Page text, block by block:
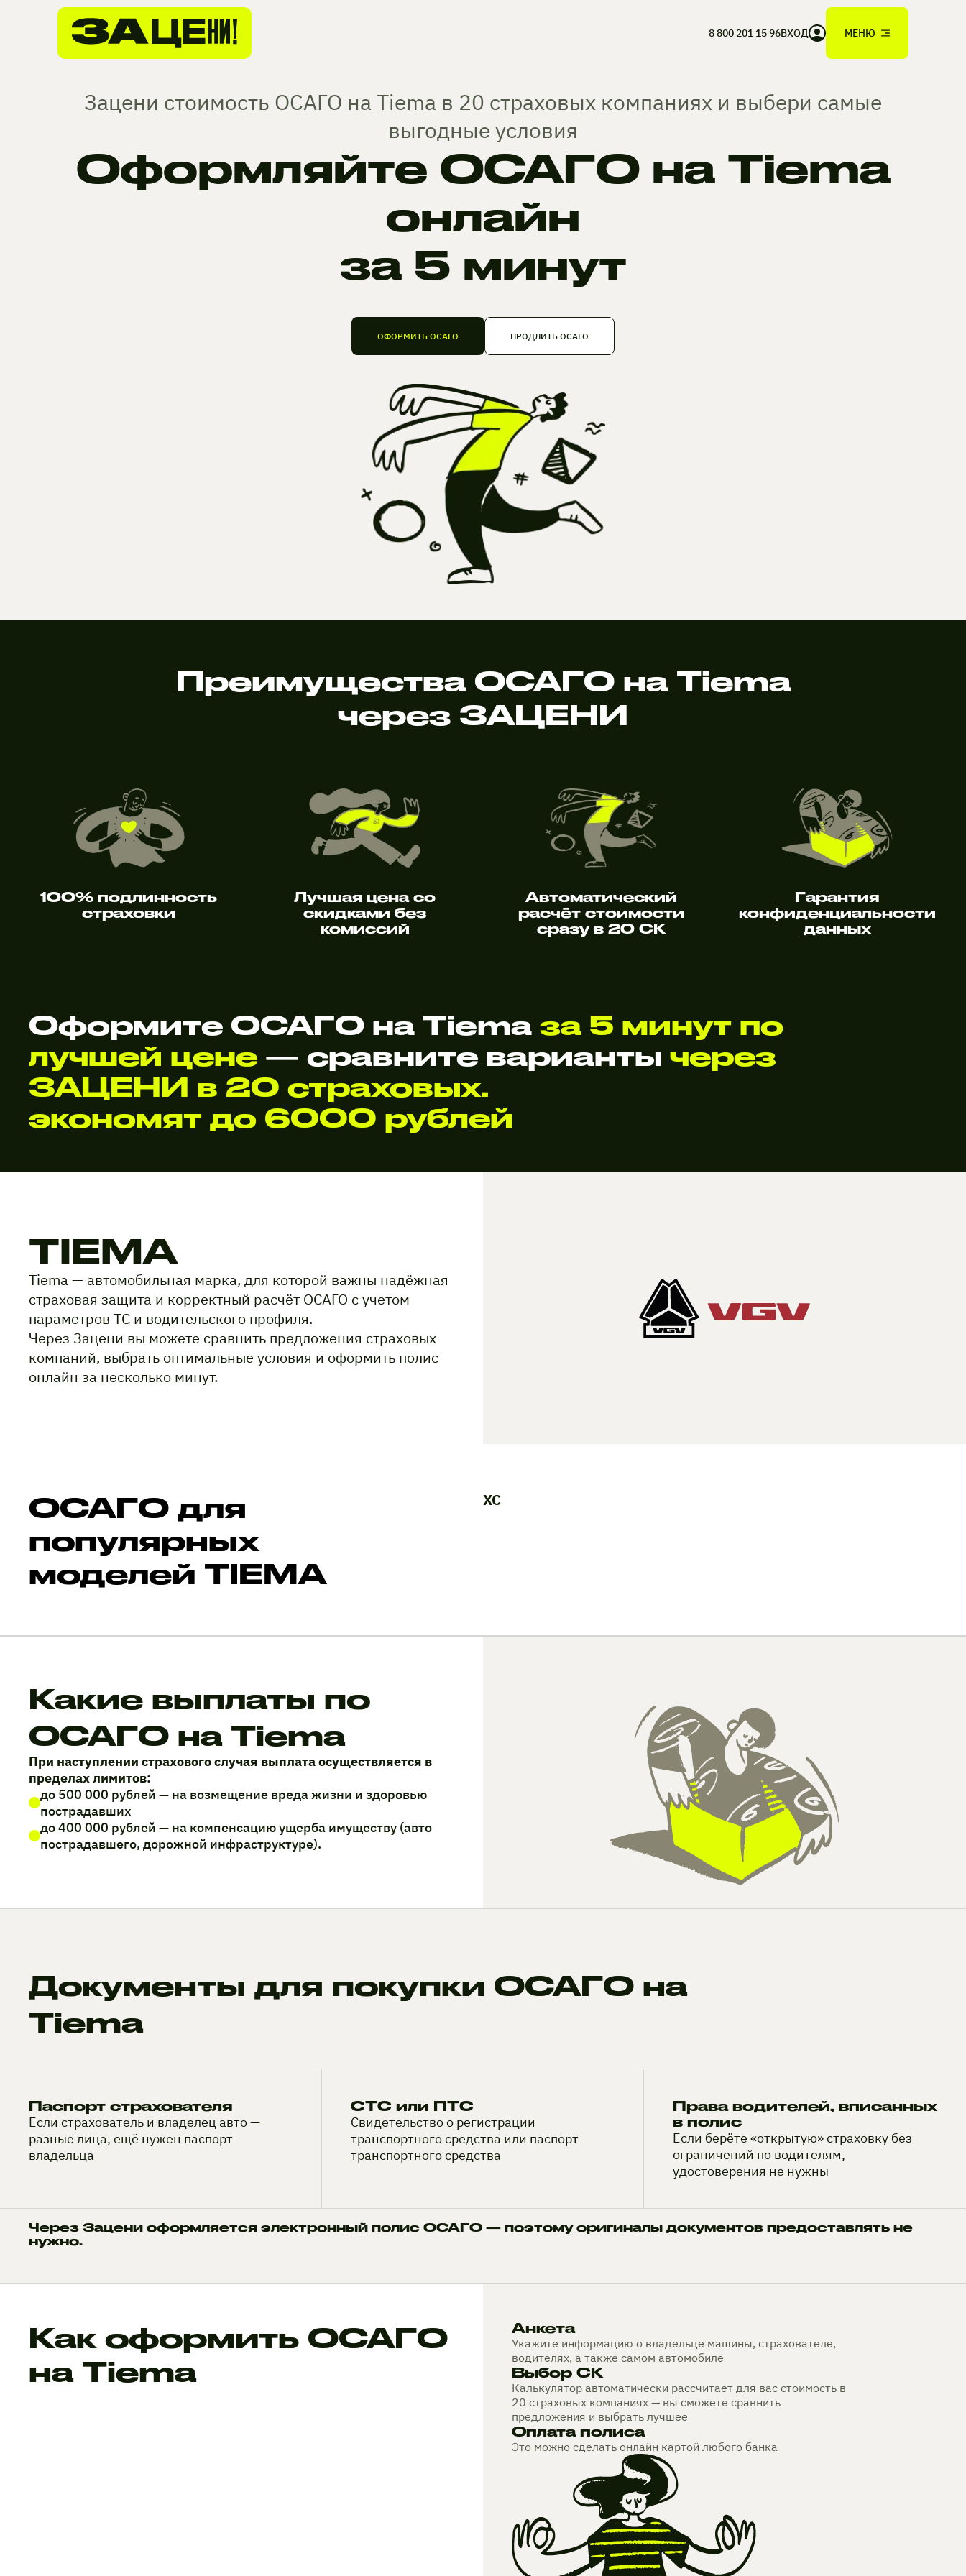
8 800 201 15 96ВХОД МЕНЮ
Зацени стоимость ОСАГО на Tiema в 20 страховых компаниях и выбери самые
выгодные условия
Оформляйте ОСАГО на Tiema
онлайн
за 5 минут
ОФОРМИТЬ ОСАГО ПРОДЛИТЬ ОСАГО
Преимущества ОСАГО на Tiema
через ЗАЦЕНИ
100% подлинность
страховки
Лучшая цена со
скидками без
комиссий
Автоматический
расчёт стоимости
сразу в 20 СК
Гарантия
конфиденциальности
данных
Оформите ОСАГО на Tiema за 5 минут по
лучшей цене — сравните варианты через
ЗАЦЕНИ в 20 страховых.
экономят до 6000 рублей
TIEMA
Tiema — автомобильная марка, для которой важны надёжная
страховая защита и корректный расчёт ОСАГО с учетом
параметров ТС и водительского профиля.
Через Зацени вы можете сравнить предложения страховых
компаний, выбрать оптимальные условия и оформить полис
онлайн за несколько минут.
ОСАГО для
популярных
моделей TIEMA
XC
Какие выплаты по
ОСАГО на Tiema
При наступлении страхового случая выплата осуществляется в
пределах лимитов:
до 500 000 рублей — на возмещение вреда жизни и здоровью
пострадавших
до 400 000 рублей — на компенсацию ущерба имуществу (авто
пострадавшего, дорожной инфраструктуре).
Документы для покупки ОСАГО на
Tiema
Паспорт страхователя
Если страхователь и владелец авто —
разные лица, ещё нужен паспорт
владельца
СТС или ПТС
Свидетельство о регистрации
транспортного средства или паспорт
транспортного средства
Права водителей, вписанных
в полис
Если берёте «открытую» страховку без
ограничений по водителям,
удостоверения не нужны
Через Зацени оформляется электронный полис ОСАГО — поэтому оригиналы документов предоставлять не
нужно.
Как оформить ОСАГО
на Tiema
Анкета
Укажите информацию о владельце машины, страхователе,
водителях, а также самом автомобиле
Выбор СК
Калькулятор автоматически рассчитает для вас стоимость в
20 страховых компаниях — вы сможете сравнить
предложения и выбрать лучшее
Оплата полиса
Это можно сделать онлайн картой любого банка